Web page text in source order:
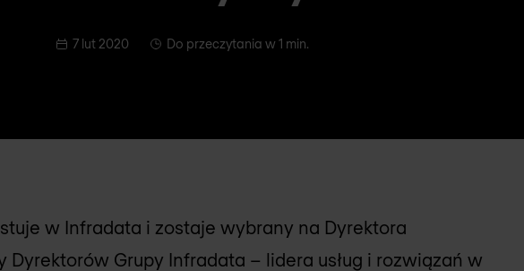
7 lut 2020 Do przeczytania w 1 min.
w Infradata i zostaje wybrany na Dyrektora
Dyrektorów Grupy Infradata – lidera usług i rozwiązań w